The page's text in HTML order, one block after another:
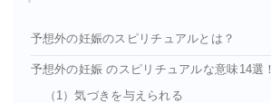
予想外の妊娠のスピリチュアルとは？
予想外の妊娠 のスピリチュアルな意味14選！
（1）気づきを与えられる